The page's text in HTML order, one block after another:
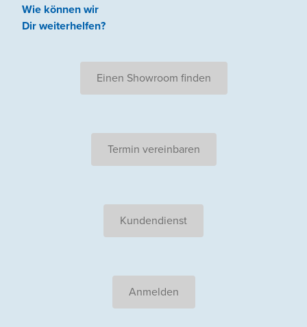
Wie können wir
Dir weiterhelfen?
Einen Showroom finden
Termin vereinbaren
Kundendienst
Anmelden